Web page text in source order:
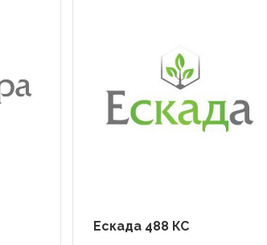
Ескада 488 КС